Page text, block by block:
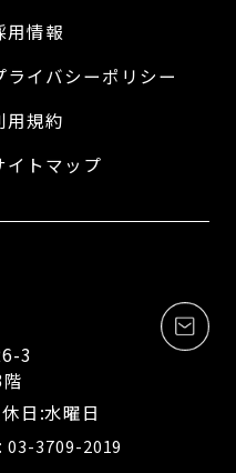
用情報
ライバシーポリシー
用規約
イトマップ
3
日:水曜日
03-3709-2019